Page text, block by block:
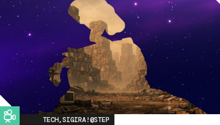
Image
TECH,SIGIRA!@STEP